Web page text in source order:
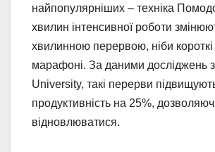
найпопулярніших – техніка
хвилин інтенсивної роботи
хвилинною перервою, ніби
марафоні. За даними досліджень
University, такі перерви
продуктивність на 25%,
відновлюватися.